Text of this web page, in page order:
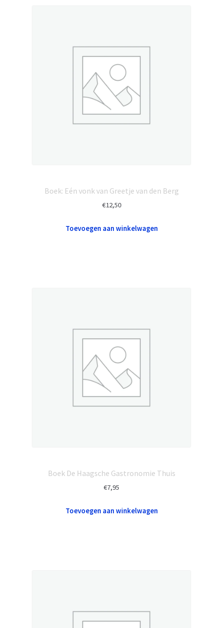
Boek: Eén vonk van Greetje van den Berg
€12,50
Toevoegen aan winkelwagen
Boek De Haagsche Gastronomie Thuis
€7,95
Toevoegen aan winkelwagen